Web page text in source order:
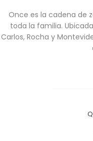
Once es la cadena de
toda la familia.
Carlos, Rocha y